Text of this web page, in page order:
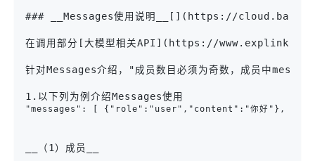
### __Messages使用说明__[](https://cloud.baidu.com/
在调用部分[大模型相关API](https://
针对Messages介绍，"成员数目必须为奇数，成员中
1.以下列为例介绍Messages使用
"messages": [ {"role":"user","content":"你好"},
__（1）成员__